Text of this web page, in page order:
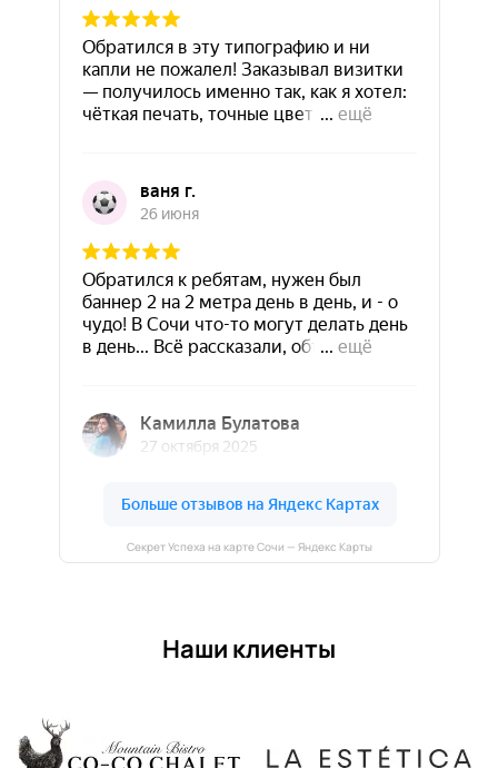
Секрет Успеха на карте Сочи — Яндекс Карты
Наши клиенты